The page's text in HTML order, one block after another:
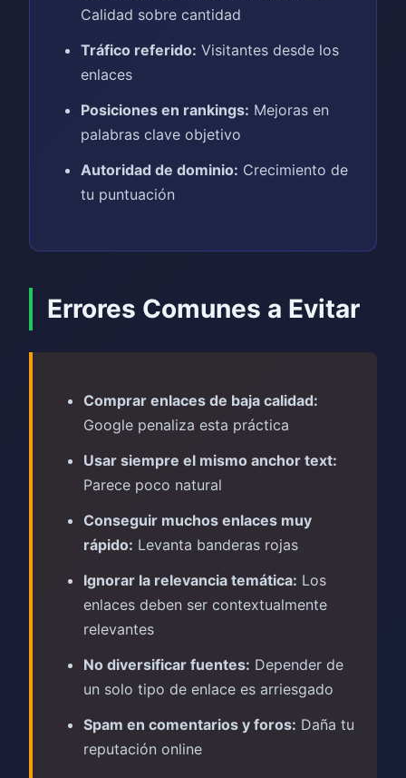
Calidad sobre cantidad
Tráfico referido: Visitantes desde los
enlaces
Posiciones en rankings: Mejoras en
palabras clave objetivo
Autoridad de dominio: Crecimiento de
tu puntuación
Errores Comunes a Evitar
Comprar enlaces de baja calidad:
Google penaliza esta práctica
Usar siempre el mismo anchor text:
Parece poco natural
Conseguir muchos enlaces muy
rápido: Levanta banderas rojas
Ignorar la relevancia temática: Los
enlaces deben ser contextualmente
relevantes
No diversificar fuentes: Depender de
un solo tipo de enlace es arriesgado
Spam en comentarios y foros: Daña tu
reputación online